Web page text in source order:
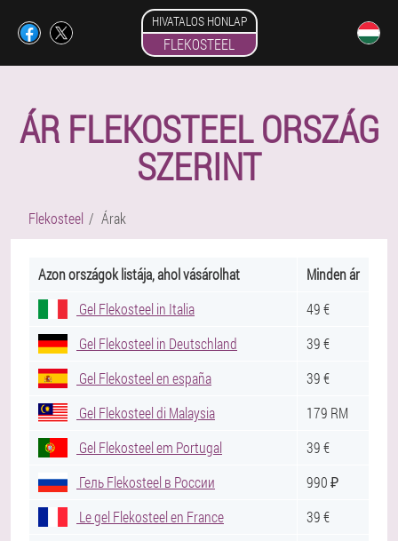
HIVATALOS HONLAP
FLEKOSTEEL
ÁR FLEKOSTEEL ORSZÁG
SZERINT
Flekosteel Árak
Azon országok listája, ahol vásárolhat
Minden ár
Gel Flekosteel in Italia
49 €
Gel Flekosteel in Deutschland
39 €
Gel Flekosteel en españa
39 €
Gel Flekosteel di Malaysia
179 RM
Gel Flekosteel em Portugal
39 €
Гель Flekosteel в России
990 ₽
Le gel Flekosteel en France
39 €